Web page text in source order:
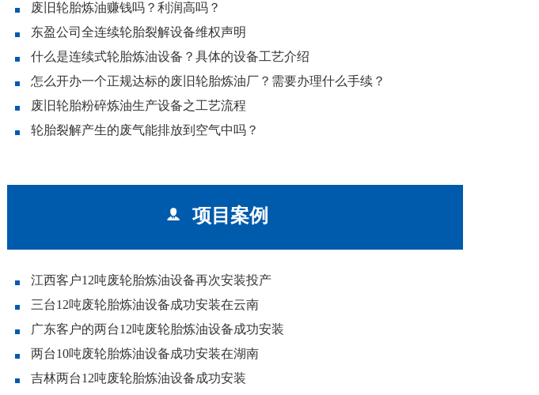
废旧轮胎炼油赚钱吗？利润高吗？
东盈公司全连续轮胎裂解设备维权声明
什么是连续式轮胎炼油设备？具体的设备工艺介绍
怎么开办一个正规达标的废旧轮胎炼油厂？需要办理什么手续？
废旧轮胎粉碎炼油生产设备之工艺流程
轮胎裂解产生的废气能排放到空气中吗？
项目案例
江西客户12吨废轮胎炼油设备再次安装投产
三台12吨废轮胎炼油设备成功安装在云南
广东客户的两台12吨废轮胎炼油设备成功安装
两台10吨废轮胎炼油设备成功安装在湖南
吉林两台12吨废轮胎炼油设备成功安装